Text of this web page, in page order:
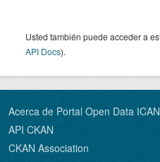
Usted también puede acceder a
API Docs).
Acerca de Portal Open Data
API CKAN
CKAN Association